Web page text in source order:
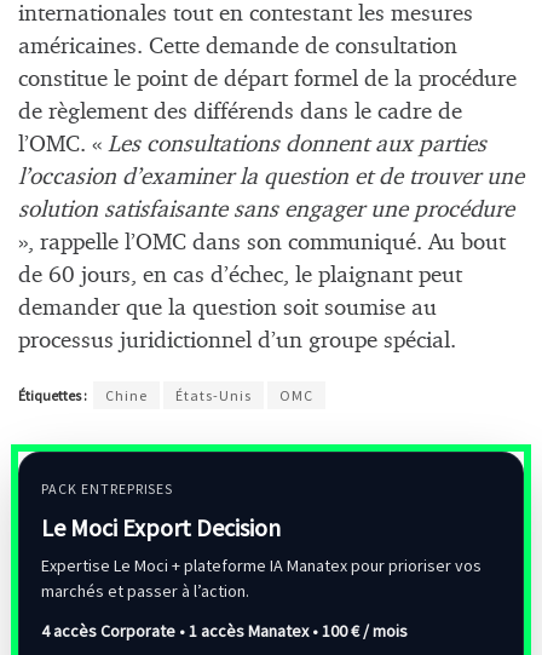
internationales tout en contestant les mesures
américaines. Cette demande de consultation
constitue le point de départ formel de la procédure
de règlement des différends dans le cadre de
l’OMC. « Les consultations donnent aux parties
l’occasion d’examiner la question et de trouver une
solution satisfaisante sans engager une procédure
», rappelle l’OMC dans son communiqué. Au bout
de 60 jours, en cas d’échec, le plaignant peut
demander que la question soit soumise au
processus juridictionnel d’un groupe spécial.
Étiquettes : Chine États-Unis OMC
PACK ENTREPRISES
Le Moci Export Decision
Expertise Le Moci + plateforme IA Manatex pour prioriser vos
marchés et passer à l’action.
4 accès Corporate • 1 accès Manatex •100 € / mois